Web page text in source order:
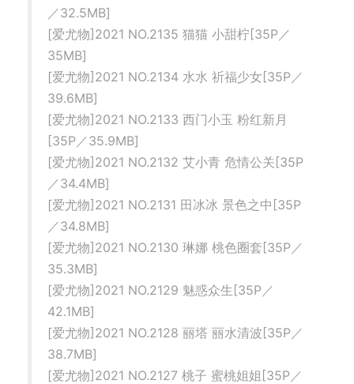
／32.5MB]
[爱尤物]2021 NO.2135 猫猫 小甜柠[35P／
35MB]
[爱尤物]2021 NO.2134 水水 祈福少女[35P／
39.6MB]
[爱尤物]2021 NO.2133 西门小玉 粉红新月
[35P／35.9MB]
[爱尤物]2021 NO.2132 艾小青 危情公关[35P
／34.4MB]
[爱尤物]2021 NO.2131 田冰冰 景色之中[35P
／34.8MB]
[爱尤物]2021 NO.2130 琳娜 桃色圈套[35P／
35.3MB]
[爱尤物]2021 NO.2129 魅惑众生[35P／
42.1MB]
[爱尤物]2021 NO.2128 丽塔 丽水清波[35P／
38.7MB]
[爱尤物]2021 NO.2127 桃子 蜜桃姐姐[35P／